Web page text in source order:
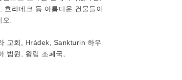
라데크 등 아름다운 건물들이
.
교회, Hrádek, Sankturin 하우
법원, 왕립 조폐국,